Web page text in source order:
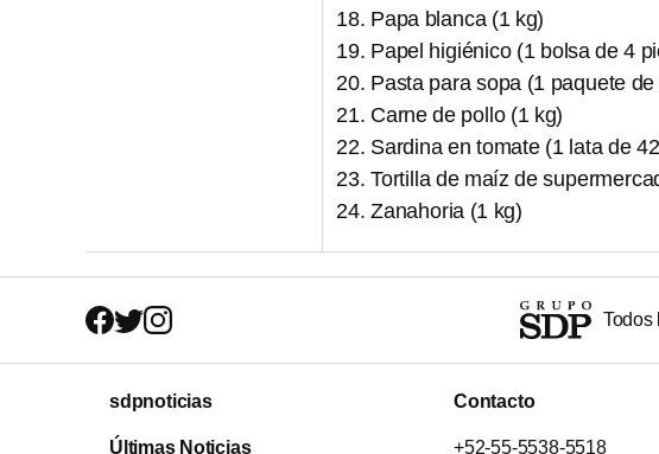
Papa blanca (1 kg)
Papel higiénico (1 bolsa de 4
Pasta para sopa (1 paquete de
Carne de pollo (1 kg)
Sardina en tomate (1 lata de
Tortilla de maíz de
Zanahoria (1 kg)
Todos
sdpnoticias
Últimas Noticias
Contacto
+52-55-5538-5518